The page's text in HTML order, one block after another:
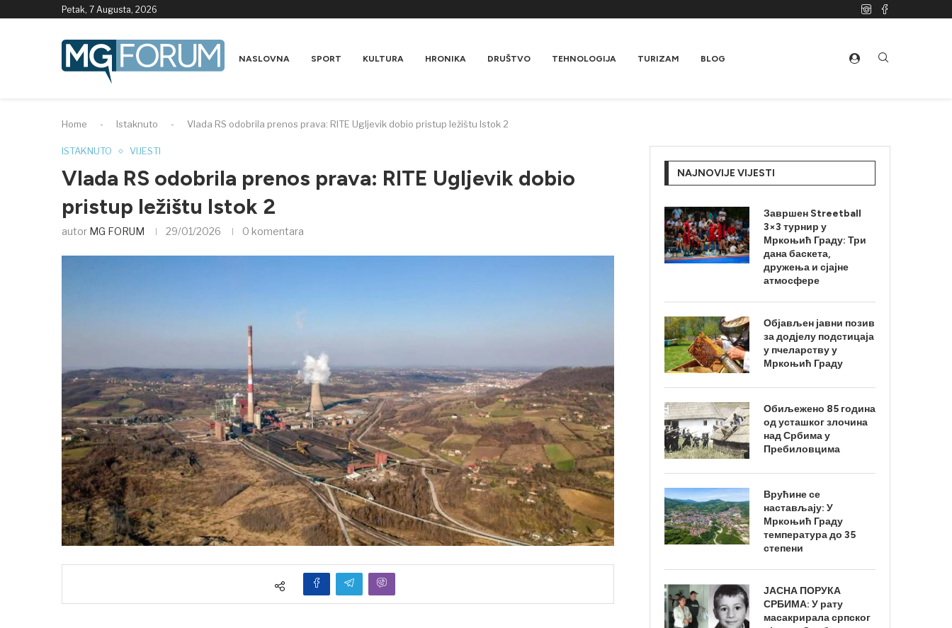
Petak, 7 Augusta, 2026
NASLOVNA SPORT KULTURA HRONIKA DRUŠTVO TEHNOLOGIJA TURIZAM BLOG
Home - Istaknuto - Vlada RS odobrila prenos prava: RITE Ugljevik dobio pristup ležištu Istok 2
ISTAKNUTO VIJESTI
Vlada RS odobrila prenos prava: RITE Ugljevik dobio
pristup ležištu Istok 2
autor MG FORUM 29/01/2026 0 komentara
NAJNOVIJE VIJESTI
Завршен Streetball
3×3 турнир у
Мркоњић Граду: Три
дана баскета,
дружења и сјајне
атмосфере
Објављен јавни позив
за додјелу подстицаја
у пчеларству у
Мркоњић Граду
Обиљежено 85 година
од усташког злочина
над Србима у
Пребиловцима
Врућине се
настављају: У
Мркоњић Граду
температура до 35
степени
ЈАСНА ПОРУКА
СРБИМА: У рату
масакрирала српског